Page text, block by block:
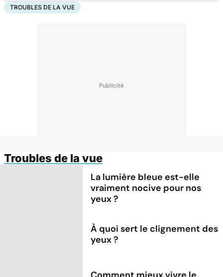
TROUBLES DE LA VUE
Troubles de la vue
La lumière bleue est-elle
vraiment nocive pour nos
yeux ?
À quoi sert le clignement des
yeux ?